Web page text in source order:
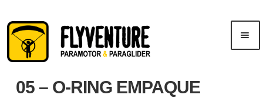
Saltar
navegación
Ir
contenido
Men
ú
Inicio
05 – O-RING EMPAQUE